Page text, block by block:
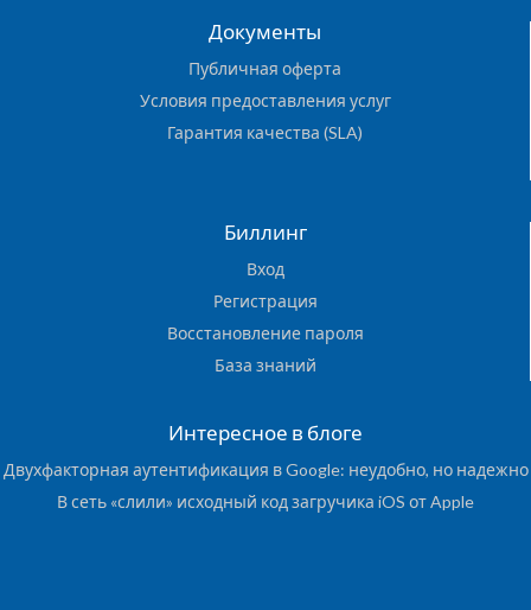
Документы
Публичная оферта
Условия предоставления услуг
Гарантия качества (SLA)
Биллинг
Вход
Регистрация
Восстановление пароля
База знаний
Интересное в блоге
Двухфакторная аутентификация в Google: неудобно, но надежно
В сеть «слили» исходный код загручика iOS от Apple